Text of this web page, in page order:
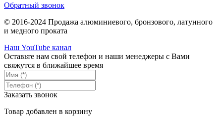
Обратный звонок
© 2016-2024 Продажа алюминиевого, бронзового, латунного
и медного проката
Наш YouTube канал
Оставьте нам свой телефон и наши менеджеры с Вами
свяжутся в ближайшее время
Заказать звонок
Товар добавлен в корзину